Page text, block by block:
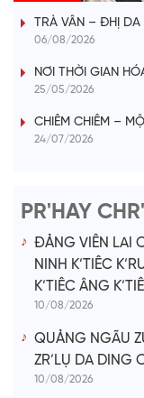
TRÀ VÂN – ĐHỊ DA
06/08/2026
NƠI THỜI GIAN
25/05/2026
CHIÊM CHIÊM –
24/07/2026
PR'HAY
ĐẢNG VIÊN LAI
NINH K’TIÊC
K’TIÊC ÂNG
10/08/2026
QUẢNG NGÃU
ZR’LỤ DA DING
10/08/2026